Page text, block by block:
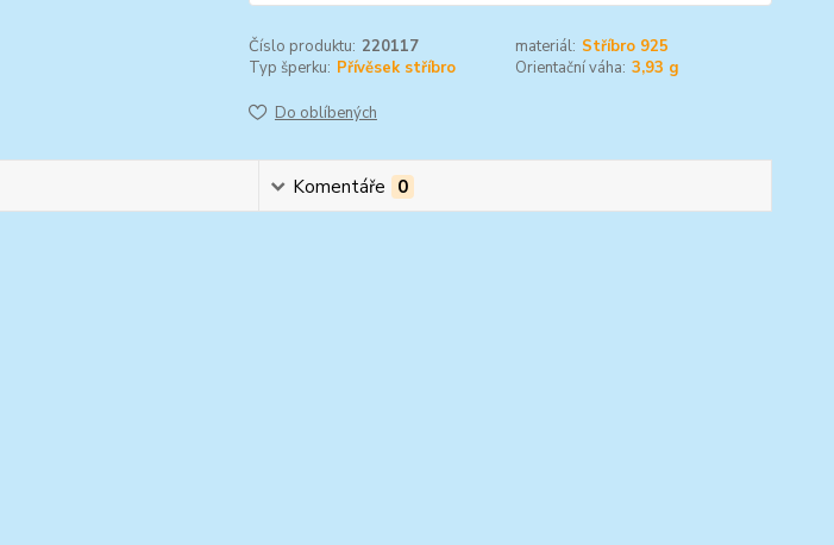
Číslo produktu: 220117 materiál: Stříbro 925
Typ šperku: Přívěsek stříbro Orientační váha: 3,93 g
Do oblíbených
Komentáře 0